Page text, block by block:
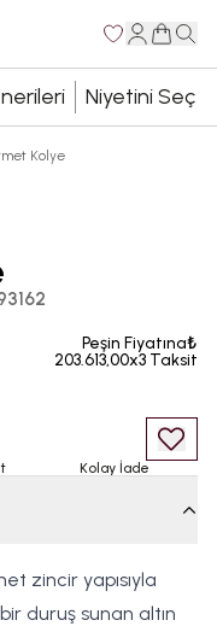
Niyetini Seç
Kolye
Peşin Fiyatına₺
203.613,00x3 Taksit
Kolay İade
zincir yapısıyla
duruş sunan altın